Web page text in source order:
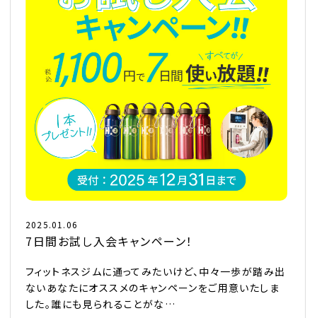
2025.01.06
7日間お試し入会キャンペーン！
フィットネスジムに通ってみたいけど、中々一歩が踏み出
ないあなたにオススメのキャンペーンをご用意いたしま
した。誰にも見られることがな…